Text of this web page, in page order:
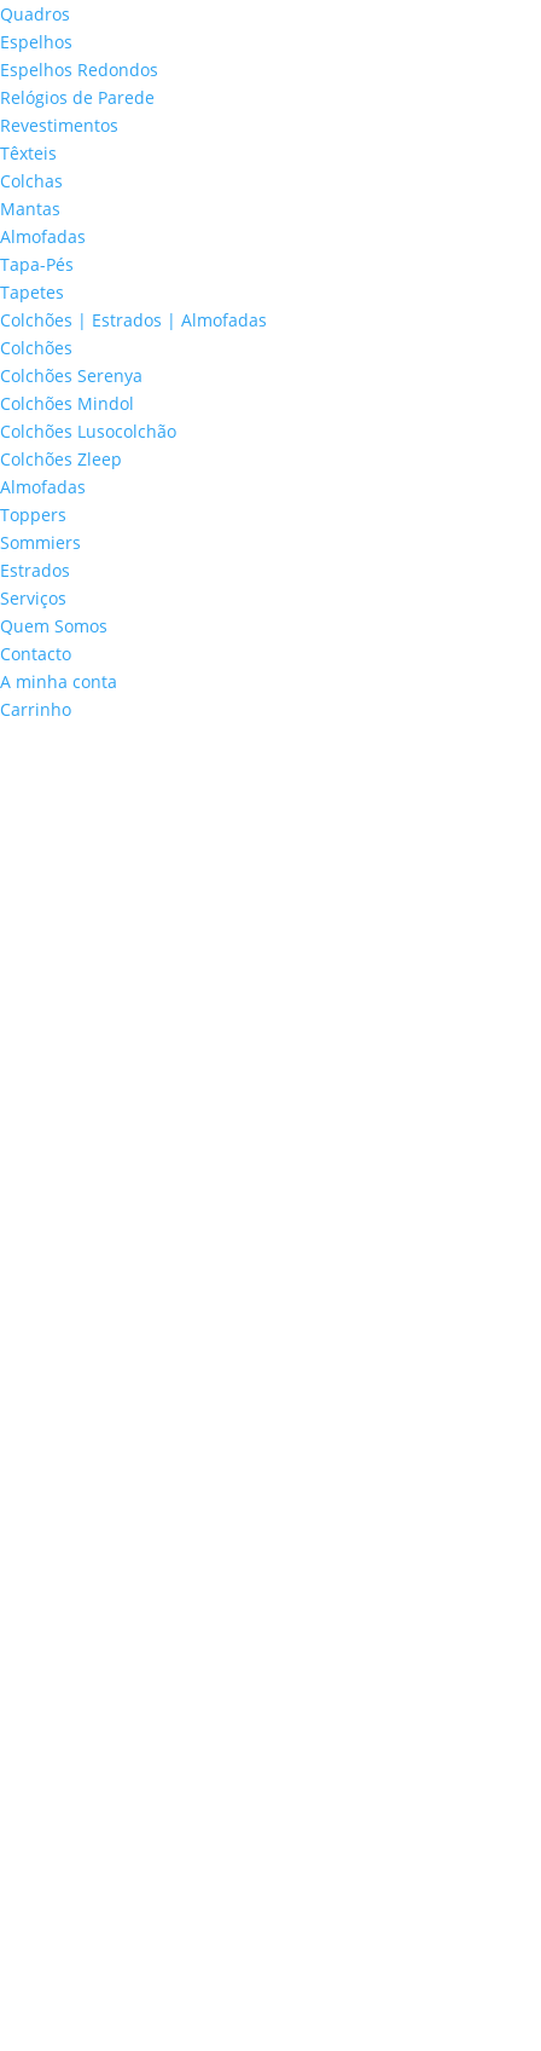
Quadros
Espelhos
Espelhos Redondos
Relógios de Parede
Revestimentos
Têxteis
Colchas
Mantas
Almofadas
Tapa-Pés
Tapetes
Colchões | Estrados | Almofadas
Colchões
Colchões Serenya
Colchões Mindol
Colchões Lusocolchão
Colchões Zleep
Almofadas
Toppers
Sommiers
Estrados
Serviços
Quem Somos
Contacto
A minha conta
Carrinho